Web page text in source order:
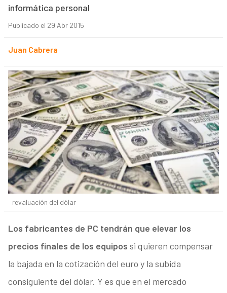
informática personal
Publicado el 29 Abr 2015
Juan Cabrera
revaluación del dólar
Los fabricantes de PC tendrán que elevar los
precios finales de los equipos si quieren compensar
la bajada en la cotización del euro y la subida
consiguiente del dólar. Y es que en el mercado